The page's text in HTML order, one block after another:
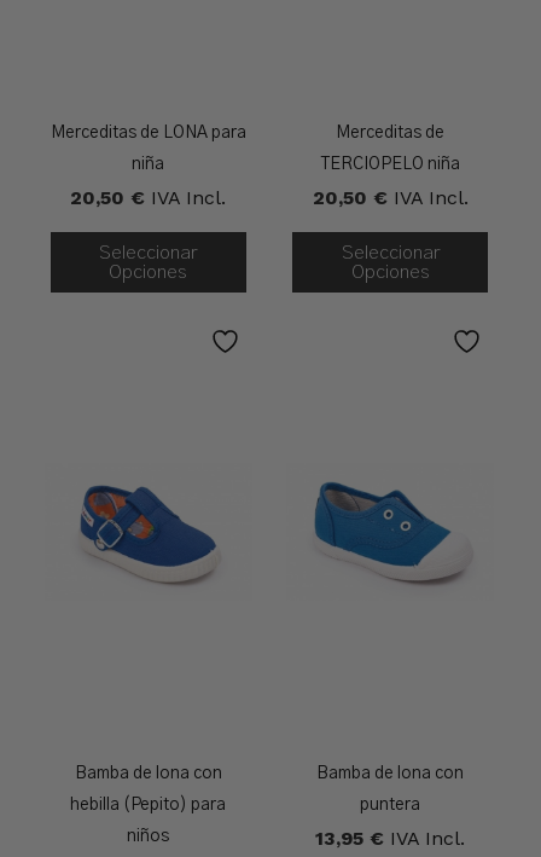
Merceditas de LONA para
niña
20,50 € IVA Incl.
Seleccionar
Opciones
Merceditas de
TERCIOPELO niña
20,50 € IVA Incl.
Seleccionar
Opciones
Bamba de lona con
hebilla (Pepito) para
niños
Bamba de lona con
puntera
13,95 € IVA Incl.